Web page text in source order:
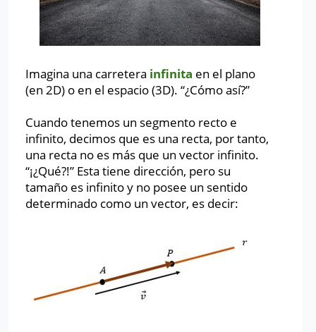
Imagina una carretera infinita en el plano
(en 2D) o en el espacio (3D). “¿Cómo así?”
Cuando tenemos un segmento recto e
infinito, decimos que es una recta, por tanto,
una recta no es más que un vector infinito.
“¡¿Qué?!” Esta tiene dirección, pero su
tamaño es infinito y no posee un sentido
determinado como un vector, es decir: